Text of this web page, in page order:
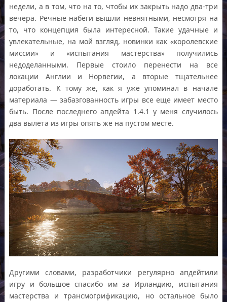
недели, а в том, что на то, чтобы их закрыть надо два-три
вечера. Речные набеги вышли невнятными, несмотря на
то, что концепция была интересной. Такие удачные и
увлекательные, на мой взгляд, новинки как «королевские
миссии» и «испытания мастерства» получились
недоделанными. Первые стоило перенести на все
локации Англии и Норвегии, а вторые тщательнее
доработать. К тому же, как я уже упоминал в начале
материала — забазгованность игры все еще имеет место
быть. После последнего апдейта 1.4.1 у меня случилось
два вылета из игры опять же на пустом месте.
Другими словами, разработчики регулярно апдейтили
игру и большое спасибо им за Ирландию, испытания
мастерства и трансмогрификацию, но остальное было